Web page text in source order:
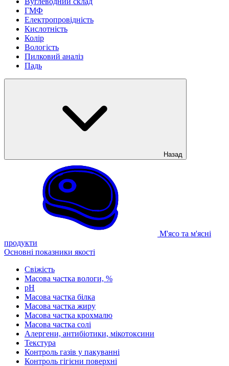
ГМФ
Електропровідність
Кислотність
Колір
Вологість
Пилковий аналіз
Падь
Назад
М'ясо та м'ясні
продукти
Основні показники якості
Свіжість
Масова частка вологи, %
рН
Масова частка білка
Масова частка жиру
Масова частка крохмалю
Масова частка солі
Алергени, антибіотики, мікотоксини
Текстура
Контроль газів у пакуванні
Контроль гігієни поверхні